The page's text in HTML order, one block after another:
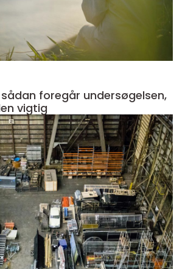
foregår undersøgelsen,
vigtig